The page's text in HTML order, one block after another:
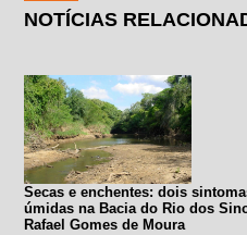
NOTÍCIAS
Secas e enchentes: dois
úmidas na Bacia do Rio dos
Rafael Gomes de Moura